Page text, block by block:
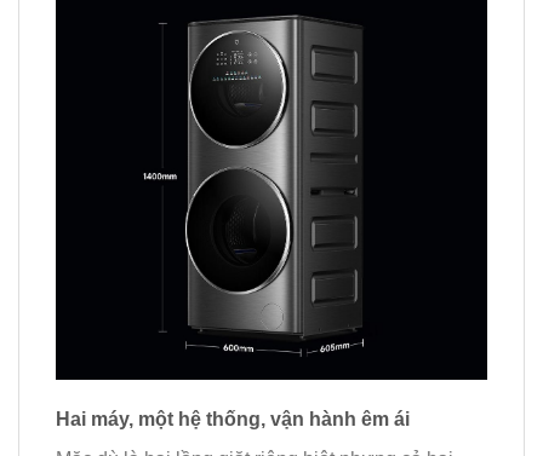
Hai máy, một hệ thống, vận hành êm ái